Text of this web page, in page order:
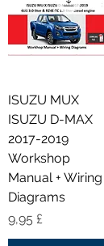
ISUZU MUX
ISUZU D-MAX
2017-2019
Workshop
Manual + Wiring
Diagrams
Cena
9,95 £